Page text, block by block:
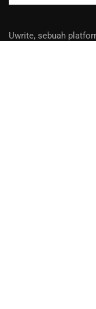
Uwrite, sebuah